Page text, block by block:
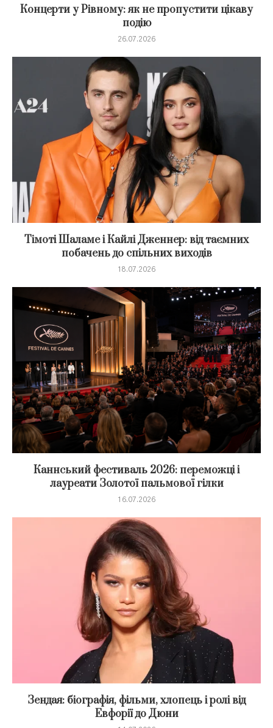
Концерти у Рівному: як не пропустити цікаву
подію
26.07.2026
Тімоті Шаламе і Кайлі Дженнер: від таємних
побачень до спільних виходів
18.07.2026
Каннський фестиваль 2026: переможці і
лауреати Золотої пальмової гілки
16.07.2026
Зендая: біографія, фільми, хлопець і ролі від
Евфорії до Дюни